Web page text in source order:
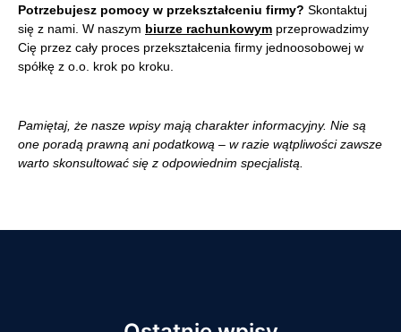
Potrzebujesz pomocy w przekształceniu firmy? Skontaktuj
się z nami. W naszym biurze rachunkowym przeprowadzimy
Cię przez cały proces przekształcenia firmy jednoosobowej w
spółkę z o.o. krok po kroku.
Pamiętaj, że nasze wpisy mają charakter informacyjny. Nie są
one poradą prawną ani podatkową – w razie wątpliwości zawsze
warto skonsultować się z odpowiednim specjalistą.